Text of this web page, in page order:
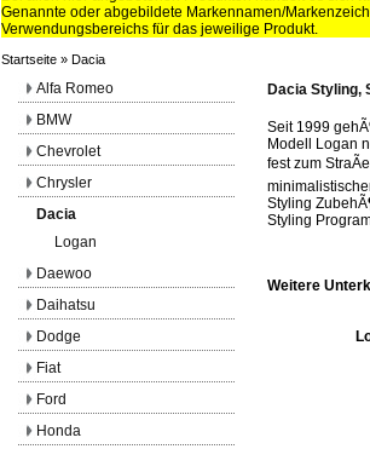
Genannte oder abgebildete Markennamen/
Verwendungsbereichs für das jeweilige Produkt.
Startseite » Dacia
Dacia Styling,
Seit 1999
Modell Logan
fest zum
Styling
Styling
Weitere
Alfa Romeo
BMW
Chevrolet
Chrysler
Dacia
Logan
Daewoo
Daihatsu
Dodge
Fiat
Ford
Honda